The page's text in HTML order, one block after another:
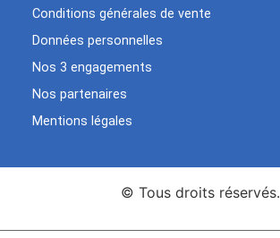
Conditions générales de vente
Données personnelles
Nos 3 engagements
Nos partenaires
Mentions légales
© Tous droits réservés.